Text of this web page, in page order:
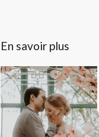
En savoir plus